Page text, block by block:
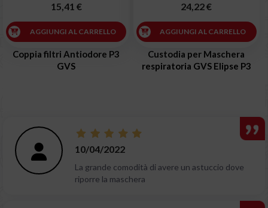
Coppia filtri Antiodore P3
GVS
15,41 €
AGGIUNGI AL CARRELLO
Custodia per Maschera
respiratoria GVS Elipse P3
24,22 €
AGGIUNGI AL CARRELLO
10/04/2022
La grande comodità di avere un astuccio dove
riporre la maschera